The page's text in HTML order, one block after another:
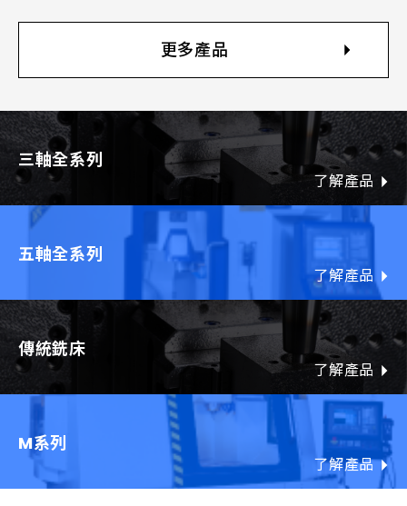
更多產品
三軸全系列
了解產品
五軸全系列
了解產品
傳統銑床
了解產品
M系列
了解產品